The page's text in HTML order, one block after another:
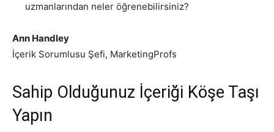
uzmanlarından neler öğrenebilirsiniz?
Ann Handley
İçerik Sorumlusu Şefi, MarketingProfs
Sahip Olduğunuz İçeriği Köşe Taşı
Yapın